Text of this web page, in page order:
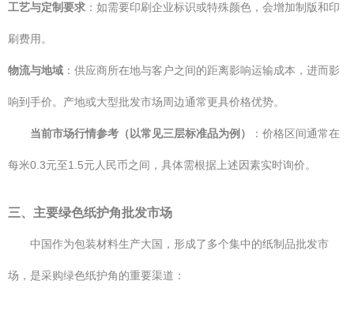
工艺与定制要求 ：如需要印刷企业标识或特殊颜色，会增加制版和印
刷费用。
物流与地域 ：供应商所在地与客户之间的距离影响运输成本，进而影
响到手价。产地或大型批发市场周边通常更具价格优势。
当前市场行情参考（以常见三层标准品为例） ：价格区间通常在
每米0.3元至1.5元人民币之间，具体需根据上述因素实时询价。
三、主要绿色纸护角批发市场
中国作为包装材料生产大国，形成了多个集中的纸制品批发市
场，是采购绿色纸护角的重要渠道：